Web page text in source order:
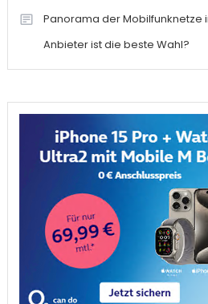
Panorama der Mobilfunknetze
Anbieter ist die beste Wahl?